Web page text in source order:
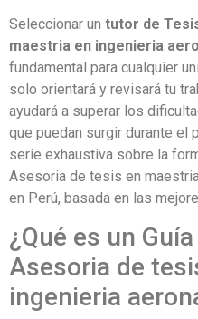
Seleccionar un tutor de
maestria en ingenieria
fundamental para cualquier
solo orientará y revisará tu
ayudará a superar los
que puedan surgir durante el
serie exhaustiva sobre la
Asesoria de tesis en
en Perú, basada en las
¿Qué es un
Asesoria de
ingenieria